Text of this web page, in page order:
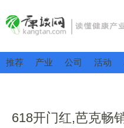
推荐 产业 公司 活动
618开门红,芭克畅